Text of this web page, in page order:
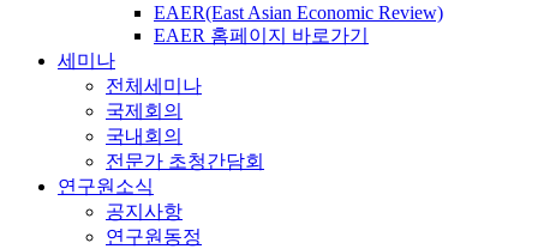
EAER(East Asian Economic Review)
EAER 홈페이지 바로가기
세미나
전체세미나
국제회의
국내회의
전문가 초청간담회
연구원소식
공지사항
연구원동정